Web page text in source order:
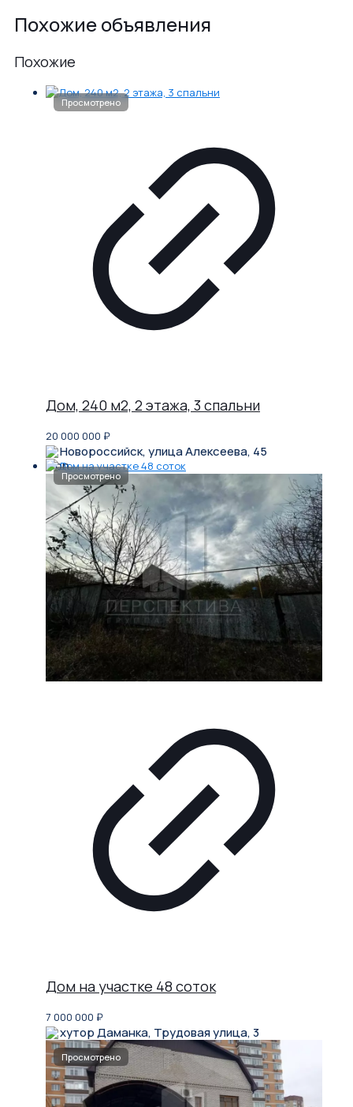
Похожие объявления
Похожие
Дом, 240 м2, 2 этажа, 3 спальни
20 000 000 ₽
Новороссийск, улица Алексеева, 45
Дом на участке 48 соток
7 000 000 ₽
хутор Даманка, Трудовая улица, 3